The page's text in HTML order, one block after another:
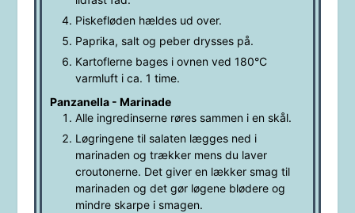
Piskefløden hældes ud over.
Paprika, salt og peber drysses på.
Kartoflerne bages i ovnen ved 180°C
varmluft i ca. 1 time.
Panzanella - Marinade
Alle ingredinserne røres sammen i en skål.
Løgringene til salaten lægges ned i
marinaden og trækker mens du laver
croutonerne. Det giver en lækker smag til
marinaden og det gør løgene blødere og
mindre skarpe i smagen.